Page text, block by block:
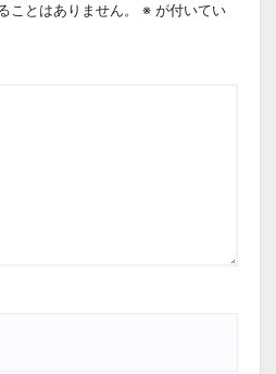
ことはありません。 ※ が付いてい